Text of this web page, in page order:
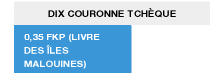
DIX COURONNE TCHÈQUE
0,35 FKP (LIVRE
DES ÎLES
MALOUINES)